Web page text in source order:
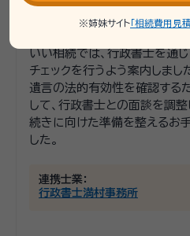
に確信が持てず、確認を希望
いい相続では、行政書士を通
チェックを行うよう案内しまし
遺言の法的有効性を確認する
して、行政書士との面談を調整
続きに向けた準備を整えるお
した。
連携士業：
行政書士満村事務所
※姉妹サイト 「相続費用見